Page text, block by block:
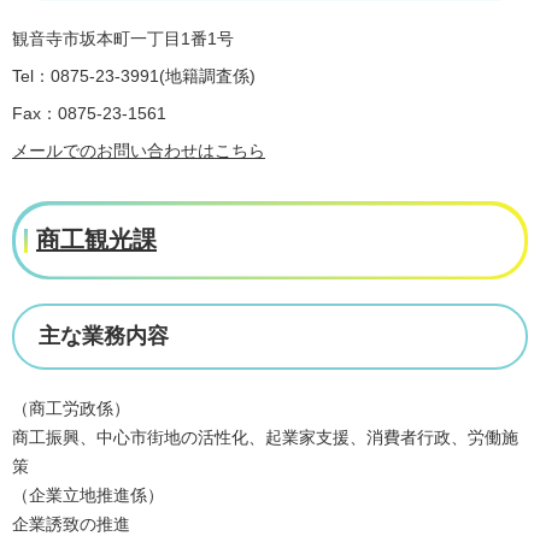
観音寺市坂本町一丁目1番1号
Tel：0875-23-3991 地籍調査係
Fax：0875-23-1561
メールでのお問い合わせはこちら
商工観光課
主な業務内容
（商工労政係）
商工振興、中心市街地の活性化、起業家支援、消費者行政、労働施
策
（企業立地推進係）
企業誘致の推進